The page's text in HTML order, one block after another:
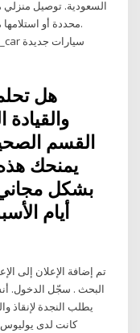
محددة أو
هل
القسم
يمنحك
بشكل
أيام
تم إضافة الإعلان إلى
البحث . سجّل الدخول.
يطلب النجدة لإنقاذ